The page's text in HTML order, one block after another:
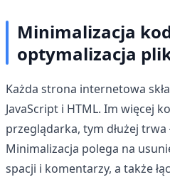
Minimalizacja
optymalizacja
Każda strona internetowa
JavaScript i HTML. Im więcej
przeglądarka, tym dłużej trwa
Minimalizacja polega na
spacji i komentarzy, a także